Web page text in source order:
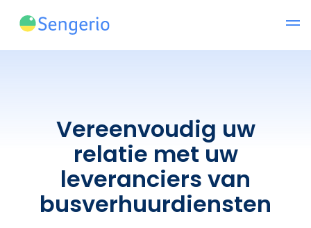
Vereenvoudig uw
relatie met uw
leveranciers van
busverhuurdiensten